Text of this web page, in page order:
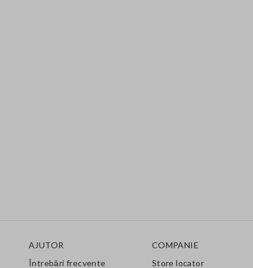
AJUTOR
Întrebări frecvente
COMPANIE
Store locator